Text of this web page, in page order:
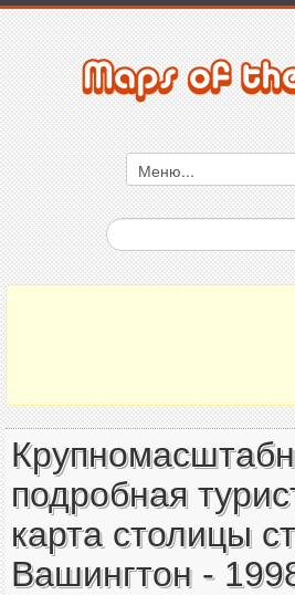
подробная
карта столицы
Вашингтон -